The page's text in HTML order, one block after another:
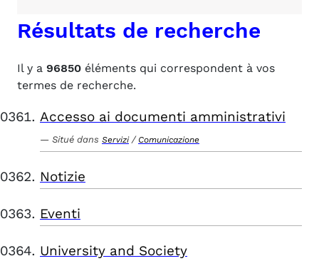
Résultats de recherche
Il y a 96850 éléments qui correspondent à vos
termes de recherche.
Accesso ai documenti amministrativi
Situé dans Servizi / Comunicazione
Notizie
Eventi
University and Society